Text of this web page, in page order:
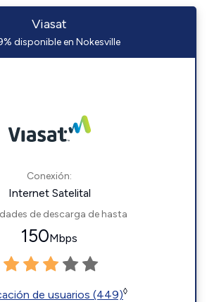
Viasat
disponible en Nokesville
Conexión:
Internet Satelital
de descarga de hasta
150Mbps
de usuarios (449)◊